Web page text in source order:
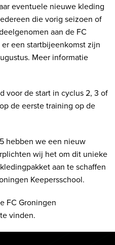
eventuele nieuwe kleding
die vorig seizoen of
aan de FC
een startbijeenkomst zijn
Meer informatie
voor de start in cyclus 2, 3 of
de eerste training op de
hebben we een nieuw
wij het om dit unieke
aan te schaffen
Keepersschool.
FC Groningen
te vinden.